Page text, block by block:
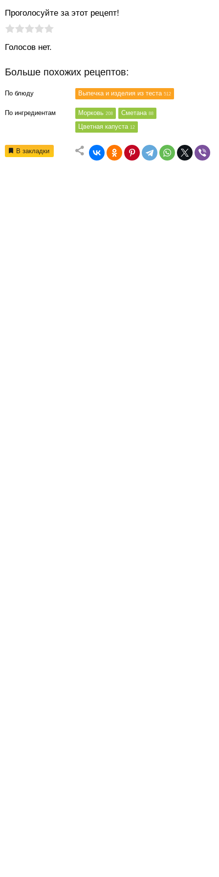
Проголосуйте за этот рецепт!
Рейтинг статьи:
Голосов нет.
Больше похожих рецептов:
По блюду Выпечка и изделия из теста 512
По ингредиентам Морковь 208 Сметана 88
Цветная капуста 12
В закладки